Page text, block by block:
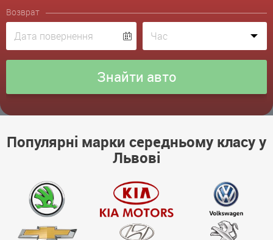
Возврат
Популярні марки середньому класу у
Львові